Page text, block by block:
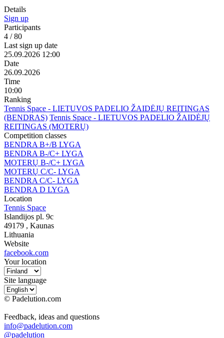
Details
Sign up
Participants
4 / 80
Last sign up date
25.09.2026 12:00
Date
26.09.2026
Time
10:00
Ranking
Tennis Space - LIETUVOS PADELIO ŽAIDĖJŲ REITINGAS
(BENDRAS) Tennis Space - LIETUVOS PADELIO ŽAIDĖJŲ
REITINGAS (MOTERŲ)
Competition classes
BENDRA B+/B LYGA
BENDRA B-/C+ LYGA
MOTERŲ B-/C+ LYGA
MOTERŲ C/C- LYGA
BENDRA C/C- LYGA
BENDRA D LYGA
Location
Tennis Space
Islandijos pl. 9c
49179 , Kaunas
Lithuania
Website
facebook.com
Your location
Site language
© Padelution.com
Feedback, ideas and questions
info@padelution.com
@padelution